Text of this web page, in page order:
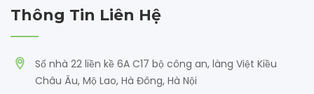
Thông Tin Liên Hệ
Số nhà 22 liền kề 6A C17 bộ công an, làng Việt Kiều
Châu Âu, Mộ Lao, Hà Đông, Hà Nội